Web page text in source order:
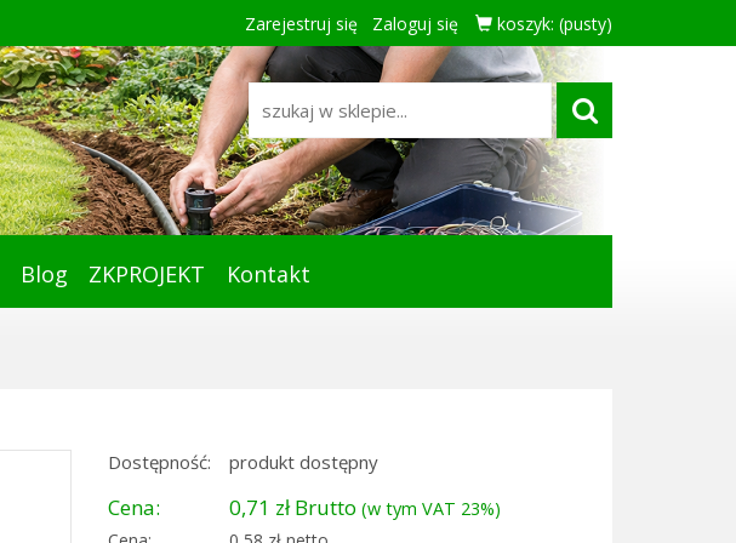
Zarejestruj się Zaloguj się koszyk: (pusty)
Blog ZKPROJEKT Kontakt
Dostępność: produkt dostępny
Cena: 0,71 zł Brutto(w tym VAT 23%)